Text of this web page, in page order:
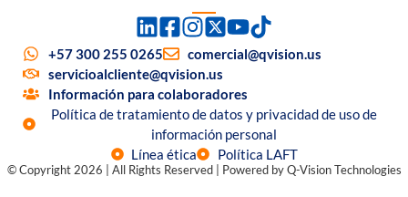
+57 300 255 0265
comercial@qvision.us
servicioalcliente@qvision.us
Información para colaboradores
Política de tratamiento de datos y privacidad de uso de
información personal
Línea ética
Política LAFT
© Copyright 2026 | All Rights Reserved | Powered by Q-Vision Technologies